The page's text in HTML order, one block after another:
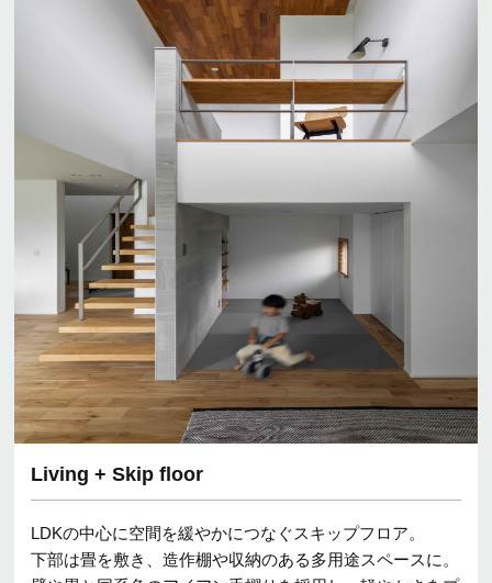
Living + Skip floor
LDKの中心に空間を緩やかにつなぐスキップフロア。
下部は畳を敷き、造作棚や収納のある多用途スペースに。